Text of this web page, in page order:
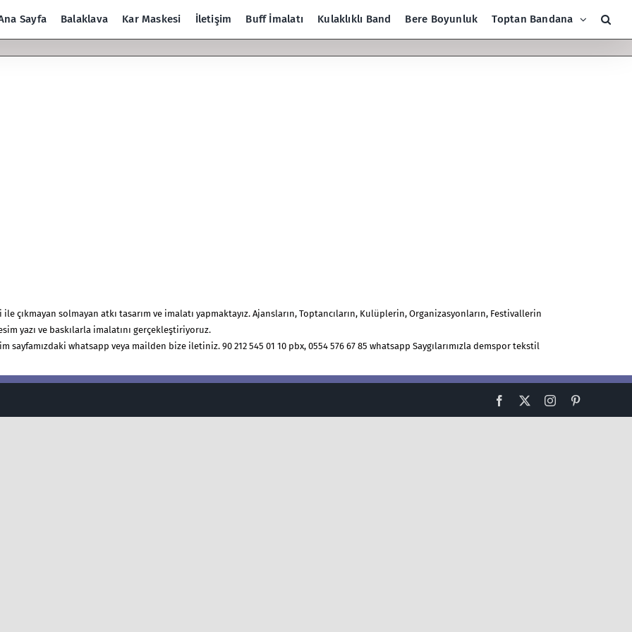
Sayfa Balaklava Kar Maskesi İletişim Buff İmalatı Kulaklıklı Band Bere Boyunluk Toptan Bandana
solmayan atkı tasarım ve imalatı yapmaktayız. Ajansların, Toptancıların, Kulüplerin, Organizasyonların, Festivallerin
yazı ve baskılarla imalatını gerçekleştiriyoruz.
whatsapp veya mailden bize iletiniz. 90 212 545 01 10 pbx, 0554 576 67 85 whatsapp Saygılarımızla demspor tekstil
Facebook Instagram